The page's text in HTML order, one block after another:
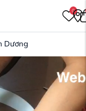
0
Dương